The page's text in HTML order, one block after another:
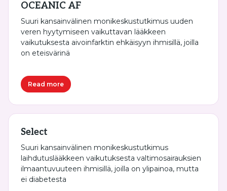
OCEANIC AF
Suuri kansainvälinen monikeskustutkimus uuden
veren hyytymiseen vaikuttavan lääkkeen
vaikutuksesta aivoinfarktin ehkäisyyn ihmisillä, joilla
on eteisvärinä
Read more
Select
Suuri kansainvälinen monikeskustutkimus
laihdutuslääkkeen vaikutuksesta valtimosairauksien
ilmaantuvuuteen ihmisillä, joilla on ylipainoa, mutta
ei diabetesta